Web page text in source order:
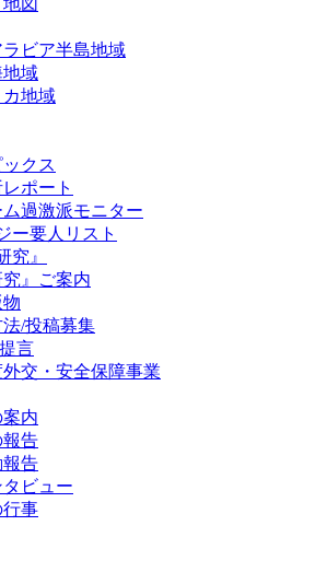
図
ビア半島地域
域
地域
クス
ポート
過激派モニター
ー要人リスト
究』
究』ご案内
/投稿募集
言
外交・安全保障事業
内
告
報告
ビュー
行事